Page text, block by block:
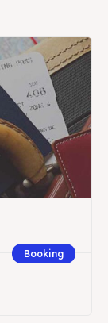
Booking